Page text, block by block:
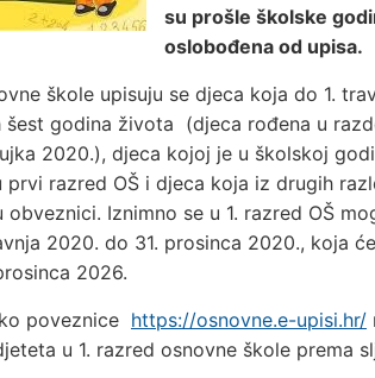
su prošle školske
oslobođena od upisa.
škole upisuju se djeca koja do 1.
šest godina života (djeca rođena u
2020.), djeca kojoj je u školskoj
razred OŠ i djeca koja iz drugih
obveznici. Iznimno se u 1. razred OŠ
2020. do 31. prosinca 2020., koja
2026.
poveznice https://osnovne.e-upisi.hr/
u 1. razred osnovne škole prema